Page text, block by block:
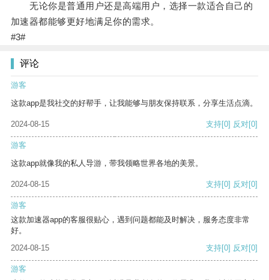
无论你是普通用户还是高端用户，选择一款适合自己的
加速器都能够更好地满足你的需求。
#3#
评论
游客
这款app是我社交的好帮手，让我能够与朋友保持联系，分享生活点滴。
2024-08-15 支持[0] 反对[0]
游客
这款app就像我的私人导游，带我领略世界各地的美景。
2024-08-15 支持[0] 反对[0]
游客
这款加速器app的客服很贴心，遇到问题都能及时解决，服务态度非常
好。
2024-08-15
支持[0] 反对[0]
游客